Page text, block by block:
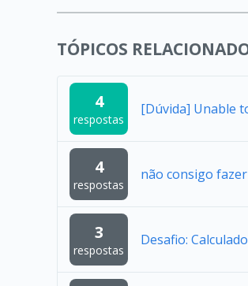
TÓPICOS
4
respostas
[Dúvida] Unable
4
respostas
não consigo
3
respostas
Desafio: